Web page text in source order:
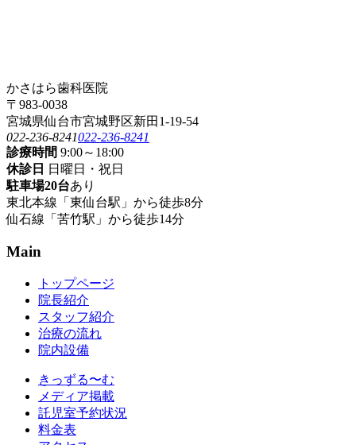
かさはら歯科医院
〒983-0038
宮城県仙台市宮城野区新田1-19-54
022-236-8241022-236-8241
診療時間 9:00～18:00
休診日
日曜日・祝日
駐車場20台あり
東北本線「東仙台駅」から徒歩8分
仙石線「苦竹駅」から徒歩14分
Main
トップページ
院長紹介
スタッフ紹介
治療の流れ
院内設備
きっずる〜む
メディア掲載
託児室予約状況
料金表